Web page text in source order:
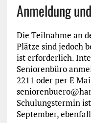
Anmeldung
Die Teilnahme an
Plätze sind jedoch
ist erforderlich.
Seniorenbüro
2211 oder per E
Schulungstermin
September,